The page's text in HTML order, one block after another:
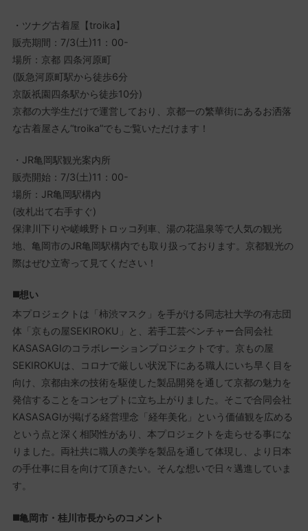
・ツナグ古着屋【troika】
販売期間：7/3(土)11：00-
場所：京都 四条河原町
(阪急河原町駅から徒歩6分
京阪祇園四条駅から徒歩10分)
京都の大学生だけで運営しており、京都一の繁華街にあるお洒落
な古着屋さん“troika”でもご覧いただけます！
・JR亀岡駅観光案内所
販売開始：7/3(土)11：00-
場所：JR亀岡駅構内
(改札出て右手すぐ)
保津川下りや嵯峨野トロッコ列車、湯の花温泉等で人気の観光
地、亀岡市のJR亀岡駅構内でも取り扱っております。京都観光の
際はぜひ立寄って見てください！
◼️想い
本プロジェクトは「柿渋マスク」を手がける同志社大学の有志団
体「京もの屋SEKIROKU」と、若手工芸ベンチャー合同会社
KASASAGIのコラボレーションプロジェクトです。京もの屋
SEKIROKUは、コロナで厳しい状況下にある職人にいち早く目を
向け、京都由来の技術を駆使した製品開発を通して京都の魅力を
発信することをコンセプトに立ち上がりました。そこで合同会社
KASASAGIが掲げる経営理念「経年美化」という価値観を広める
という点と深く相関性があり、本プロジェクトを走らせる事にな
りました。両社共に職人の美学を製品を通して体現し、より日本
の手仕事に目を向けて頂きたい。そんな想いで日々邁進していま
す。
◼️亀岡市・桂川市長からのコメント